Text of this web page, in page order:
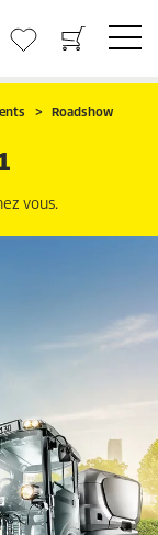
Roadshow
vous.